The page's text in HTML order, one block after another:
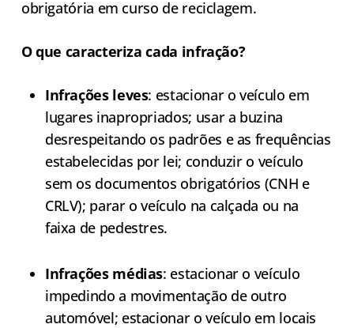
obrigatória em curso de reciclagem.
O que caracteriza cada infração?
Infrações leves: estacionar o veículo em
lugares inapropriados; usar a buzina
desrespeitando os padrões e as frequências
estabelecidas por lei; conduzir o veículo
sem os documentos obrigatórios (CNH e
CRLV); parar o veículo na calçada ou na
faixa de pedestres.
Infrações médias: estacionar o veículo
impedindo a movimentação de outro
automóvel; estacionar o veículo em locais